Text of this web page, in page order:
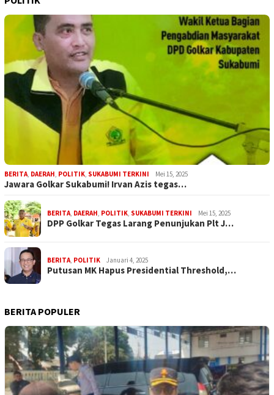
BERITA, DAERAH, POLITIK, SUKABUMI TERKINI Mei 15, 2025
Jawara Golkar Sukabumi! Irvan Azis tegas…
BERITA, DAERAH, POLITIK, SUKABUMI TERKINI Mei 15, 2025
DPP Golkar Tegas Larang Penunjukan Plt J…
BERITA, POLITIK Januari 4, 2025
Putusan MK Hapus Presidential Threshold,…
BERITA POPULER